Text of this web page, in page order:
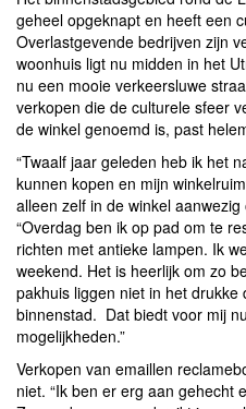
geheel opgeknapt en heeft een
Overlastgevende bedrijven zijn
woonhuis ligt nu midden in het
nu een mooie verkeersluwe
verkopen die de culturele sfeer
de winkel genoemd is, past
“Twaalf jaar geleden heb ik het
kunnen kopen en mijn
alleen zelf in de winkel
“Overdag ben ik op pad om te
richten met antieke lampen. Ik
weekend. Het is heerlijk om zo
pakhuis liggen niet in het drukke
binnenstad. Dat biedt voor mij
mogelijkheden.”
Verkopen van emaillen
niet. “Ik ben er erg aan gehecht